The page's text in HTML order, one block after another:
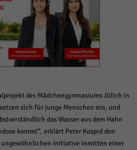
des Mädchengymnasiums Jülich in
sich für junge Menschen ein, und
das Wasser aus dem Hahn
kommt“, erklärt Peter Kosprd den
Initiative inmitten einer
grundlegende Funktionen und sind für die
erforderlich.
Informationen anzeigen
Informationen anzeigen
Drittanbietern oder Publishern verwendet,
Sie tun dies, indem sie Besucher